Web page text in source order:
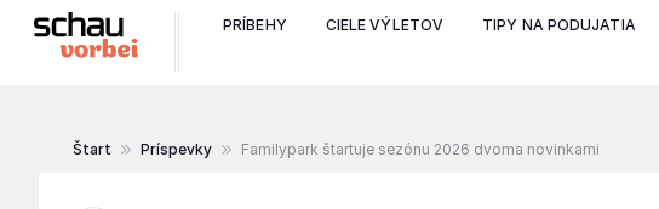
PRÍBEHY CIELE VÝLETOV TIPY NA PODUJATIA
Štart Príspevky Familypark štartuje sezónu 2026 dvoma novinkami